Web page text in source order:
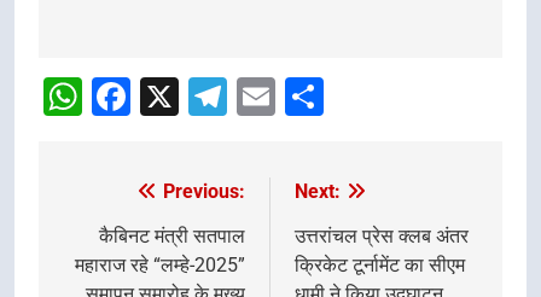
Navigation
WhatsApp
Facebook
X Telegram
Email
navigation
Previous:
कैबिनट मंत्री सतपाल
महाराज रहे “लम्हे-2025”
Next:
उत्तरांचल प्रेस क्लब अंतर
क्रिकेट टूर्नामेंट का सीएम